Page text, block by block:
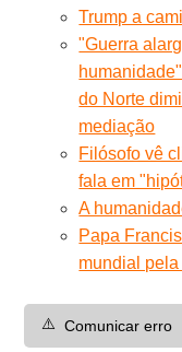
Trump a
"Guerra
do Norte
mediação
Filósofo vê
fala em
A
Papa
mundial
⚠️ Comunicar erro